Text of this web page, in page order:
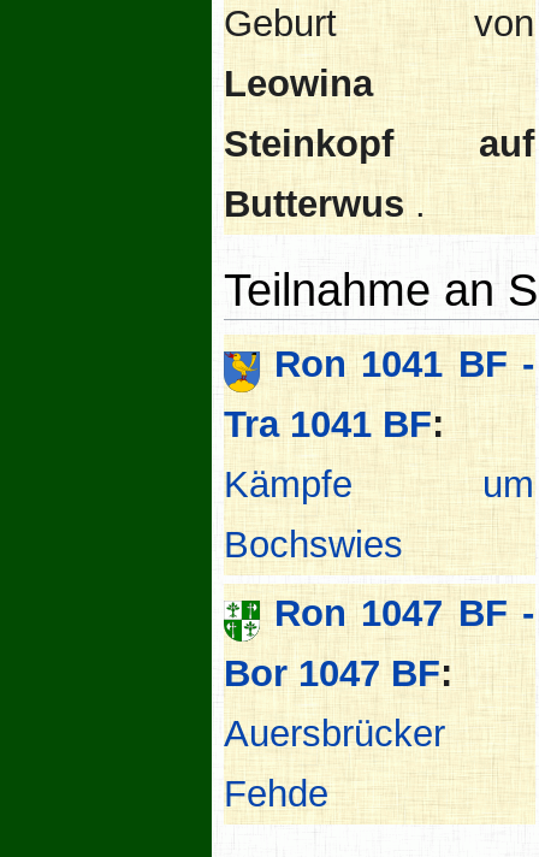
Geburt von
Leowina
Steinkopf auf
Butterwus.
Teilnahme an
Ron 1041 BF -
Tra 1041 BF:
Kämpfe um
Bochswies
Ron 1047 BF -
Bor 1047 BF:
Auersbrücker
Fehde